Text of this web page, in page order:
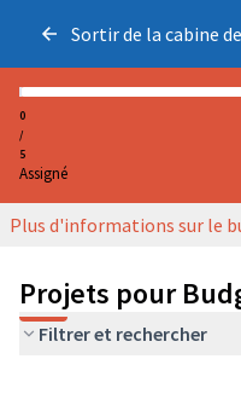
Sortir de la cabine
0
/
5
Assigné
Plus d'informations sur le
Projets pour
Filtrer et rechercher